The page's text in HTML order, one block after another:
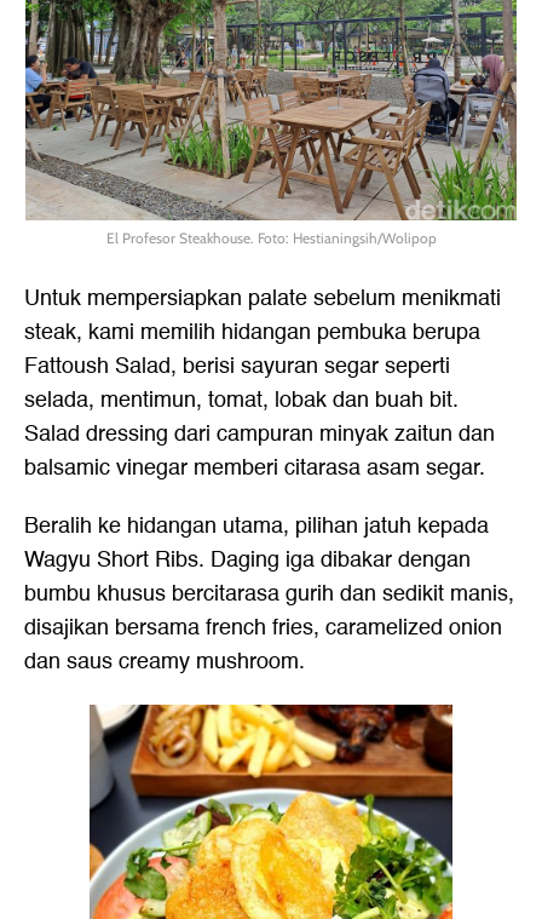
El Profesor Steakhouse. Foto: Hestianingsih/Wolipop
Untuk mempersiapkan palate sebelum menikmati
steak, kami memilih hidangan pembuka berupa
Fattoush Salad, berisi sayuran segar seperti
selada, mentimun, tomat, lobak dan buah bit.
Salad dressing dari campuran minyak zaitun dan
balsamic vinegar memberi citarasa asam segar.
Beralih ke hidangan utama, pilihan jatuh kepada
Wagyu Short Ribs. Daging iga dibakar dengan
bumbu khusus bercitarasa gurih dan sedikit manis,
disajikan bersama french fries, caramelized onion
dan saus creamy mushroom.